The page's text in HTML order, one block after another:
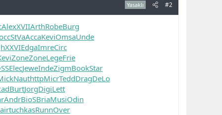
Yasaklı #2
AlexXVIIArthRobeBurg
StVaAccaKeviOmsaUnde
XXVIEdgaImreCirc
ZoneZoneLegeFrie
ElecJeweIndeZigmBookStar
NauthttpMicrTeddDragDeLo
BurtJorgDigiLett
AndrBioSBriaMusiOdin
tuchkasRunnOver